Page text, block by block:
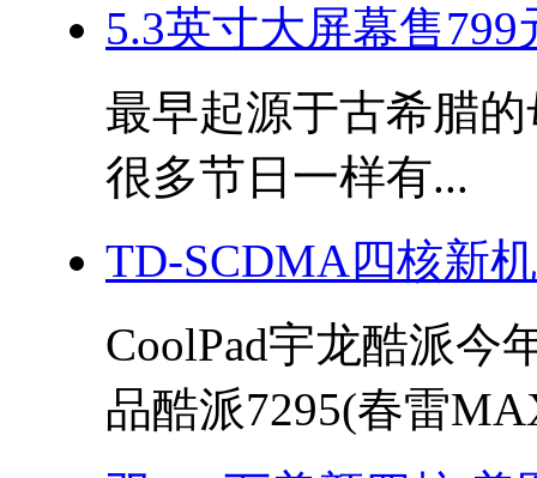
5.3英寸大屏幕售
最早起源于古希腊
很多节日一样有...
TD-SCDMA四核新
CoolPad宇龙酷派今
品酷派7295(春雷